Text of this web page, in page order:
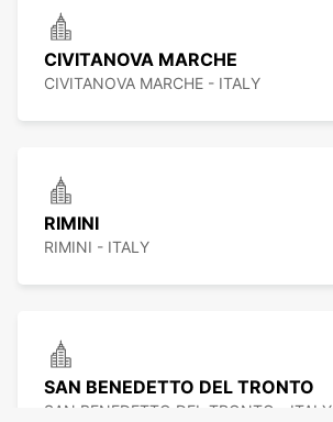
CIVITANOVA MARCHE
CIVITANOVA MARCHE - ITALY
RIMINI
RIMINI - ITALY
SAN BENEDETTO DEL TRONTO
SAN BENEDETTO DEL TRONTO - ITALY